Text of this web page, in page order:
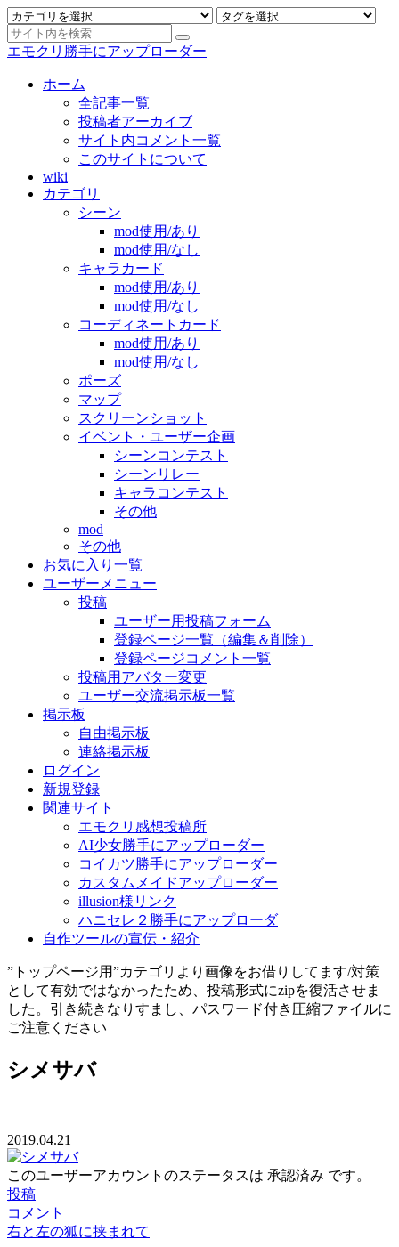
エモクリ勝手にアップローダー
ホーム
全記事一覧
投稿者アーカイブ
サイト内コメント一覧
このサイトについて
wiki
カテゴリ
シーン
mod使用/あり
mod使用/なし
キャラカード
mod使用/あり
mod使用/なし
コーディネートカード
mod使用/あり
mod使用/なし
ポーズ
マップ
スクリーンショット
イベント・ユーザー企画
シーンコンテスト
シーンリレー
キャラコンテスト
その他
mod
その他
お気に入り一覧
ユーザーメニュー
投稿
ユーザー用投稿フォーム
登録ページ一覧（編集＆削除）
登録ページコメント一覧
投稿用アバター変更
ユーザー交流掲示板一覧
掲示板
自由掲示板
連絡掲示板
ログイン
新規登録
関連サイト
エモクリ感想投稿所
AI少女勝手にアップローダー
コイカツ勝手にアップローダー
カスタムメイドアップローダー
illusion様リンク
ハニセレ２勝手にアップローダ
自作ツールの宣伝・紹介
”トップページ用”カテゴリより画像をお借りしてます/対策
として有効ではなかったため、投稿形式にzipを復活させま
した。引き続きなりすまし、パスワード付き圧縮ファイルに
ご注意ください
シメサバ
2019.04.21
このユーザーアカウントのステータスは 承認済み です。
投稿
コメント
右と左の狐に挟まれて